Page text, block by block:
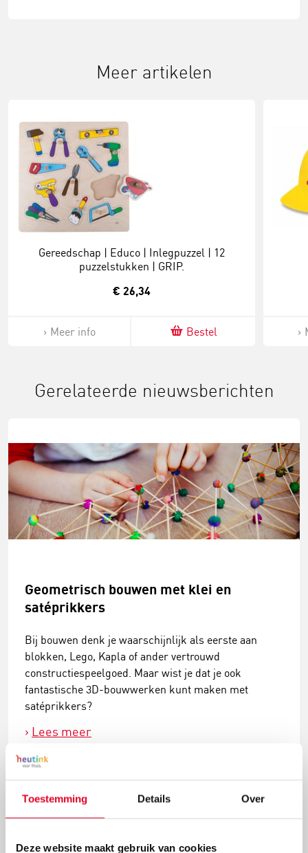
Toestemming Details Over
Deze website maakt gebruik van cookies
Meer artikelen
Gereedschap | Educo | Inlegpuzzel | 12
puzzelstukken | GRIP.
€ 26,34
Meer info Bestel
Gerelateerde nieuwsberichten
Geometrisch bouwen met klei en
satéprikkers
Bij bouwen denk je waarschijnlijk als eerste aan
blokken, Lego, Kapla of ander vertrouwd
constructiespeelgoed. Maar wist je dat je ook
fantastische 3D-bouwwerken kunt maken met
satéprikkers?
Lees meer